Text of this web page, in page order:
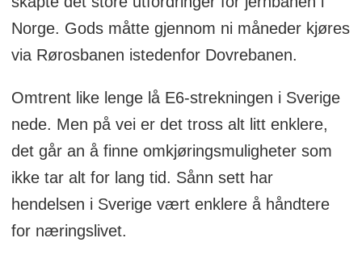
Norge. Gods måtte gjennom ni måneder kjøres
via Rørosbanen istedenfor Dovrebanen.
Omtrent like lenge lå E6-strekningen i Sverige
nede. Men på vei er det tross alt litt enklere,
det går an å finne omkjøringsmuligheter som
ikke tar alt for lang tid. Sånn sett har
hendelsen i Sverige vært enklere å håndtere
for næringslivet.